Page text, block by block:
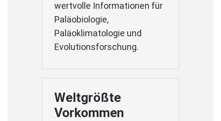
wertvolle Informationen für
Paläobiologie,
Paläoklimatologie und
Evolutionsforschung.
Weltgrößte
Vorkommen